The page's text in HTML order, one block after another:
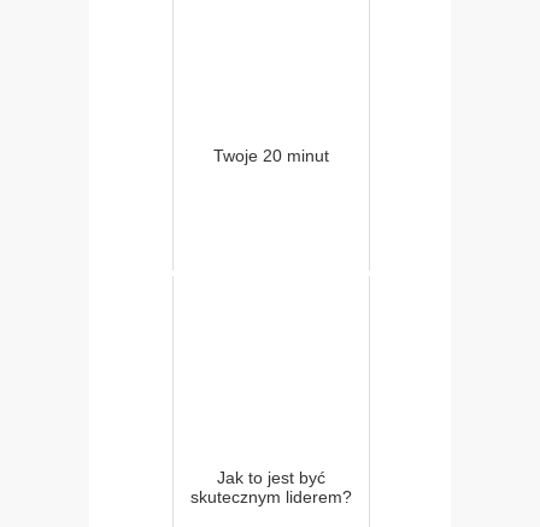
Twoje 20 minut
Jak to jest być
skutecznym liderem?